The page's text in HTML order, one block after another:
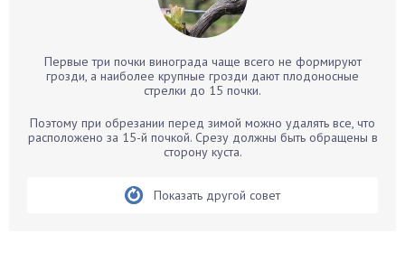
Бархатцы
Белые грибы
Бирючина
Первые три почки винограда чаще всего не формируют
грозди, а наиболее крупные грозди дают плодоносные
стрелки до 15 почки.
Поэтому при обрезании перед зимой можно удалять все, что
расположено за 15-й почкой. Срезу должны быть обращены в
сторону куста.
Показать другой совет